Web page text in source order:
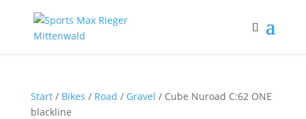
Start/ Bikes / Road / Gravel / Cube Nuroad C:62 ONE
blackline